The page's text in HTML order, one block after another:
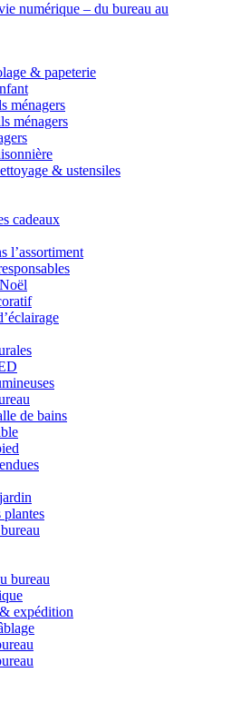
numérique – du bureau au
& papeterie
ménagers
ménagers
& ustensiles
cadeaux
l’assortiment
de bains
plantes
bureau
expédition